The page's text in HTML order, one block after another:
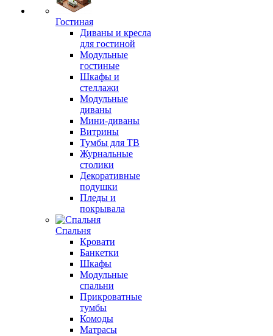
Гостиная
Диваны и кресла
для гостиной
Модульные
гостиные
Шкафы и
стеллажи
Модульные
диваны
Мини-диваны
Витрины
Тумбы для ТВ
Журнальные
столики
Декоративные
подушки
Пледы и
покрывала
Спальня
Кровати
Банкетки
Шкафы
Модульные
спальни
Прикроватные
тумбы
Комоды
Матрасы